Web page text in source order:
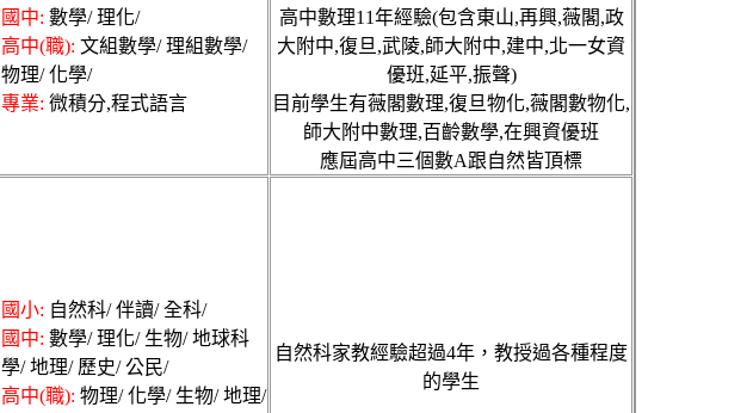
國中: 數學/ 理化/
高中(職): 文組數學/ 理組數學/
物理/ 化學/
專業: 微積分,程式語言
高中數理11年經驗(包含東山,再興,薇閣,政
大附中,復旦,武陵,師大附中,建中,北一女資
優班,延平,振聲)
目前學生有薇閣數理,復旦物化,薇閣數物化,
師大附中數理,百齡數學,在興資優班
應屆高中三個數A跟自然皆頂標
國小: 自然科/ 伴讀/ 全科/
國中: 數學/ 理化/ 生物/ 地球科
學/ 地理/ 歷史/ 公民/
高中(職): 物理/ 化學/ 生物/ 地理/
自然科家教經驗超過4年，教授過各種程度
的學生